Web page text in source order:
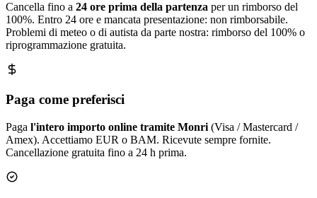
Cancella fino a 24 ore prima della partenza per un rimborso del
100%. Entro 24 ore e mancata presentazione: non rimborsabile.
Problemi di meteo o di autista da parte nostra: rimborso del 100% o
riprogrammazione gratuita.
Paga come preferisci
Paga l'intero importo online tramite Monri (Visa / Mastercard /
Amex). Accettiamo EUR o BAM. Ricevute sempre fornite.
Cancellazione gratuita fino a 24 h prima.